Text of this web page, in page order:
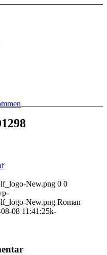
New.png 0 0
New.png Roman
08 11:41:25k-